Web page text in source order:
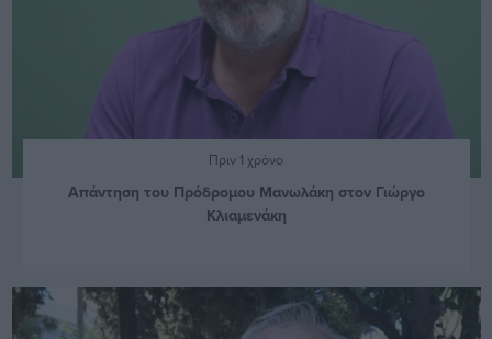
Πριν 1 χρόνο
Απάντηση του Πρόδρομου Μανωλάκη στον Γιώργο
Κλιαμενάκη